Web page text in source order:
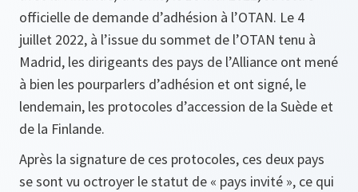
officielle de demande d’adhésion à l’OTAN. Le 4
juillet 2022, à l’issue du sommet de l’OTAN tenu à
Madrid, les dirigeants des pays de l’Alliance ont mené
à bien les pourparlers d’adhésion et ont signé, le
lendemain, les protocoles d’accession de la Suède et
de la Finlande.
Après la signature de ces protocoles, ces deux pays
se sont vu octroyer le statut de « pays invité », ce qui